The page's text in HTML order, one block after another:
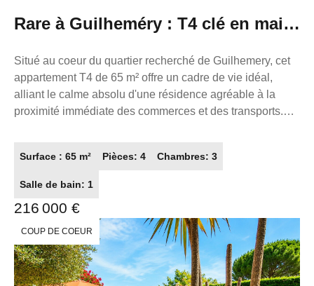
France. Transaction/ Location/ Gestion
Rare à Guilheméry : T4 clé en main,
au calme, 2 balcons
Situé au coeur du quartier recherché de Guilhemery, cet
appartement T4 de 65 m² offre un cadre de vie idéal,
alliant le calme absolu d'une résidence agréable à la
proximité immédiate des commerces et des transports.
cuisine ouverte moderne, prolongée par deux balcons.
L'espace nuit se compose de trois chambres
bien rare bénéficie également d'un stationnement facile
grâce aux places de parking libres au sein de la
copropriété sécurisée. Appartement en demi palier. Un
appartement prêt à vivre, optimisé et idéalement placé, à
découvrir sans tarder. Prix : 216.000 € Conseilller
Surface : 65 m² Pièces: 4 Chambres: 3
Salle de bain: 1
216 000 €
COUP DE COEUR